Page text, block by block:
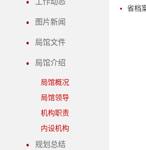
图片新闻
局馆文件
局馆介绍
局馆概况
局馆领导
机构职责
内设机构
规划总结
省档